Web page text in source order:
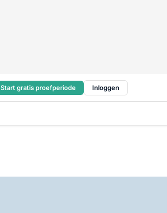
Start gratis proefperiode Inloggen